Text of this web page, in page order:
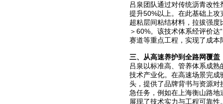
吕泉团队通过对传统沥青改
提升50%以上。在此基础上
超粘层间粘结材料，拉拔强
＞60%。该技术体系经评价
赛道等重点工程，实现了成
三、 从高速养护到全路网覆盖
吕泉以标准高、管养体系成
技术产业化。在高速场景完
头，提供了品牌背书与资源对
急任务，例如在上海衡山路
展现了技术实力与工程可靠性